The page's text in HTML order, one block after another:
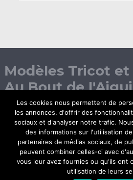
Modèles Tricot et
Au Bout de
Les cookies nous permettent de
les annonces, d'offrir des
sociaux et d'analyser notre trafic.
des informations sur l'utilisation
partenaires de médias sociaux, de
peuvent combiner celles-ci avec
vous leur avez fournies ou qu'ils ont
utilisation de leurs